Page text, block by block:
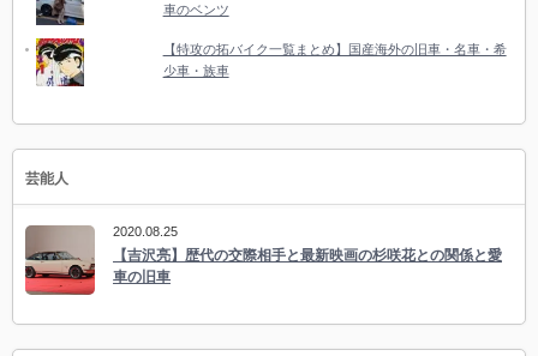
車のベンツ
【特攻の拓バイク一覧まとめ】国産海外の旧車・名車・希
少車・族車
芸能人
2020.08.25
【吉沢亮】歴代の交際相手と最新映画の杉咲花との関係と愛
車の旧車